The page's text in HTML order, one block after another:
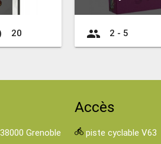
20 group 2 - 5
Grenoble
Accès
directions_bike piste cyclable V63